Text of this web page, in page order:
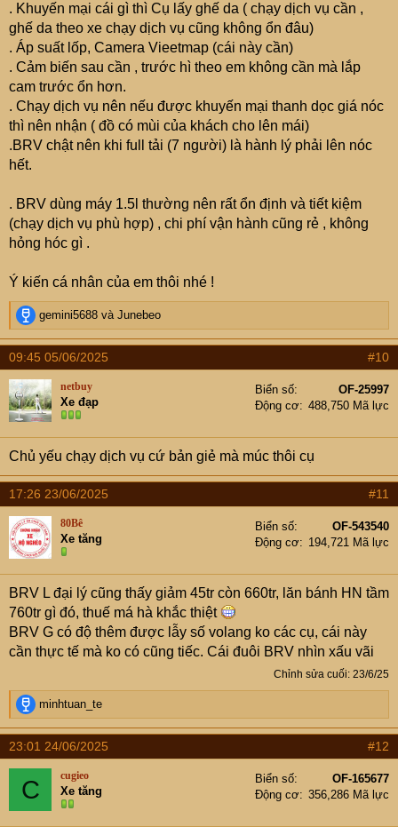
đến bảo hành không?
Hoặc nếu lấy bản L thì đợi khuyến mãi nhưng cũng phải
độ vài thứ tầm trên dưới 10tr.
Nhờ các bác góp ý chứ em phân vân quá ạ.
. Khuyến mại cái gì thì Cụ lấy ghế da ( chạy dịch vụ cần ,
ghế da theo xe chạy dịch vụ cũng không ổn đâu)
. Áp suất lốp, Camera Vieetmap (cái này cần)
. Cảm biến sau cần , trước hì theo em không cần mà lắp
cam trước ổn hơn.
. Chạy dịch vụ nên nếu được khuyến mại thanh dọc giá nóc
thì nên nhận ( đồ có mùi của khách cho lên mái)
.BRV chật nên khi full tải (7 người) là hành lý phải lên nóc
hết.
. BRV dùng máy 1.5l thường nên rất ổn định và tiết kiệm
(chạy dịch vụ phù hợp) , chi phí vận hành cũng rẻ , không
hỏng hóc gì .
Ý kiến cá nhân của em thôi nhé !
R
e
a
c
t
i
o
n
s
:
gemini5688 và Junebeo
09:45 05/06/2025 #10
netbuy
Xe đạp
Biển số
OF-25997
Động cơ
488,750 Mã lực
Chủ yếu chạy dịch vụ cứ bản giẻ mà múc thôi cụ
17:26 23/06/2025 #11
80Bê
Xe tăng
Biển số
OF-543540
Động cơ
194,721 Mã lực
BRV L đại lý cũng thấy giảm 45tr còn 660tr, lăn bánh HN tầm
760tr gì đó, thuế má hà khắc thiệt
BRV G có độ thêm được lẫy số volang ko các cụ, cái này
cần thực tế mà ko có cũng tiếc. Cái đuôi BRV nhìn xấu vãi
Chỉnh sửa cuối: 23/6/25
R
e
a
c
t
i
o
n
minhtuan_te
23:01 24/06/2025 #12
C cugieo
Xe tăng
Biển số
OF-165677
Động cơ
356,286 Mã lực